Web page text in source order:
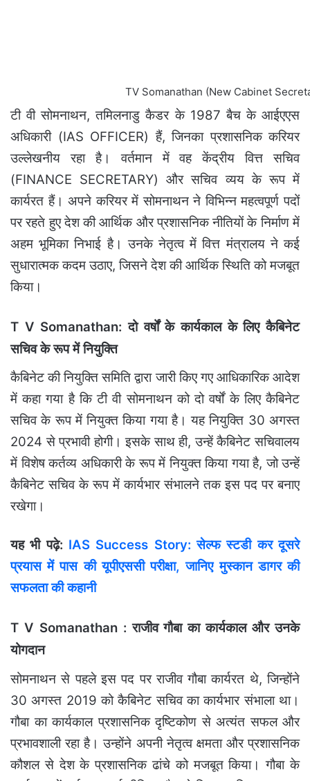
TV Somanathan (New Cabinet
टी वी सोमनाथन, तमिलनाडु कैडर के 1987 बैच के आईएएस
अधिकारी (IAS OFFICER) हैं, जिनका प्रशासनिक करियर
उल्लेखनीय रहा है। वर्तमान में वह केंद्रीय वित्त सचिव
(FINANCE SECRETARY) और सचिव व्यय के रूप में
कार्यरत हैं। अपने करियर में सोमनाथन ने विभिन्न महत्वपूर्ण पदों
पर रहते हुए देश की आर्थिक और प्रशासनिक नीतियों के निर्माण में
अहम भूमिका निभाई है। उनके नेतृत्व में वित्त मंत्रालय ने कई
सुधारात्मक कदम उठाए, जिसने देश की आर्थिक स्थिति को मजबूत
किया।
T V Somanathan: दो वर्षों के कार्यकाल के लिए कैबिनेट
सचिव के रूप में नियुक्ति
कैबिनेट की नियुक्ति समिति द्वारा जारी किए गए आधिकारिक आदेश
में कहा गया है कि टी वी सोमनाथन को दो वर्षों के लिए कैबिनेट
सचिव के रूप में नियुक्त किया गया है। यह नियुक्ति 30 अगस्त
2024 से प्रभावी होगी। इसके साथ ही, उन्हें कैबिनेट सचिवालय
में विशेष कर्तव्य अधिकारी के रूप में नियुक्त किया गया है, जो उन्हें
कैबिनेट सचिव के रूप में कार्यभार संभालने तक इस पद पर बनाए
रखेगा।
यह भी पढ़े: IAS Success Story: सेल्‍फ स्‍टडी कर दूसरे
प्रयास में पास की यूपीएससी परीक्षा, जानिए मुस्‍कान डागर की
सफलता की कहानी
T V Somanathan : राजीव गौबा का कार्यकाल और उनके
योगदान
सोमनाथन से पहले इस पद पर राजीव गौबा कार्यरत थे, जिन्होंने
30 अगस्त 2019 को कैबिनेट सचिव का कार्यभार संभाला था।
गौबा का कार्यकाल प्रशासनिक दृष्टिकोण से अत्यंत सफल और
प्रभावशाली रहा है। उन्होंने अपनी नेतृत्व क्षमता और प्रशासनिक
कौशल से देश के प्रशासनिक ढांचे को मजबूत किया। गौबा के